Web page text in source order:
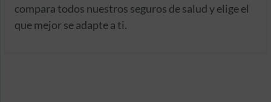
compara todos nuestros seguros de salud y elige el
que mejor se adapte a ti.